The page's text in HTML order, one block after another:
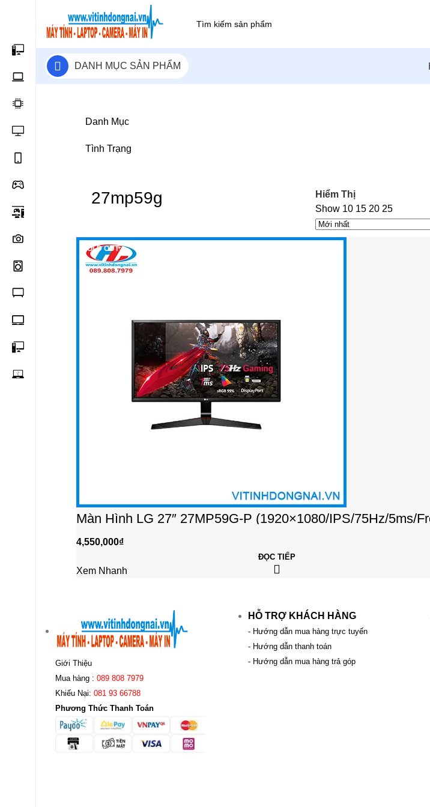
DANH MỤC SẢN PHẨM
Danh Mục
Tình Trạng
27mp59g
Hiểm Thị
Show 10 15 20 25
SOLD OUT
Màn Hình LG 27″ 27MP59G-P (1920×1080/IPS/75Hz/5ms/
4,550,000₫
ĐỌC TIẾP
Xem Nhanh
Giới Thiệu
Mua hàng : 089 808 7979
Khiếu Nại: 081 93 66788
Phương Thức Thanh Toán
HỖ TRỢ KHÁCH HÀNG
- Hướng dẫn mua hàng trực tuyến
- Hướng dẫn thanh toán
- Hướng dẫn mua hàng trả góp